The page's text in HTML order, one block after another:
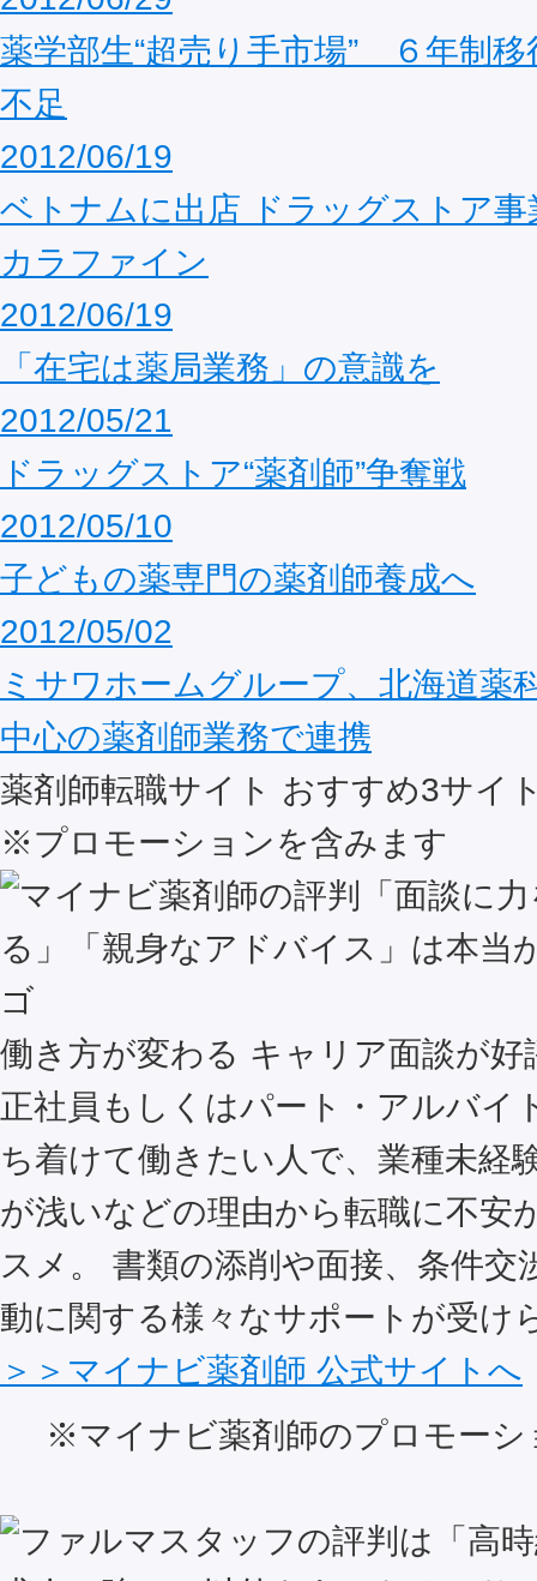
薬学部生“超売り手市場” ６年制移
不足
2012/06/19
ベトナムに出店 ドラッグストア
カラファイン
2012/06/19
「在宅は薬局業務」の意識を
2012/05/21
ドラッグストア“薬剤師”争奪戦
2012/05/10
子どもの薬専門の薬剤師養成へ
2012/05/02
ミサワホームグループ、北海道薬
中心の薬剤師業務で連携
薬剤師転職サイト おすすめ3サイ
※プロモーションを含みます
働き方が変わる キャリア面談が好
正社員もしくはパート・アルバイ
ち着けて働きたい人で、業種未経
が浅いなどの理由から転職に不安
スメ。 書類の添削や面接、条件交
動に関する様々なサポートが受け
＞＞マイナビ薬剤師 公式サイトへ
※マイナビ薬剤師のプロモーシ